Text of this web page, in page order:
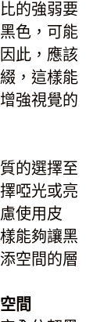
的強弱要
色，可能
此，應該
，這樣能
強視覺的
的選擇至
啞光或亮
使用皮
能夠讓黑
空間的層
間